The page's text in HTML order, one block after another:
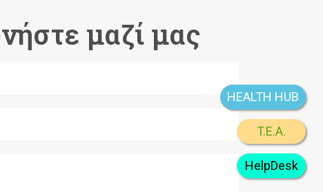
μαζί μας
HelpDesk
T.E.A.
HEALTH HUB